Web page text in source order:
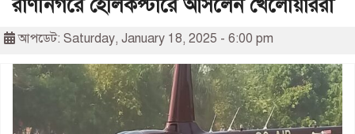
রাণীনগরে হেলিকপ্টারে আসলেন খেলোয়াররা
আপডেট: Saturday, January 18, 2025 - 6:00 pm